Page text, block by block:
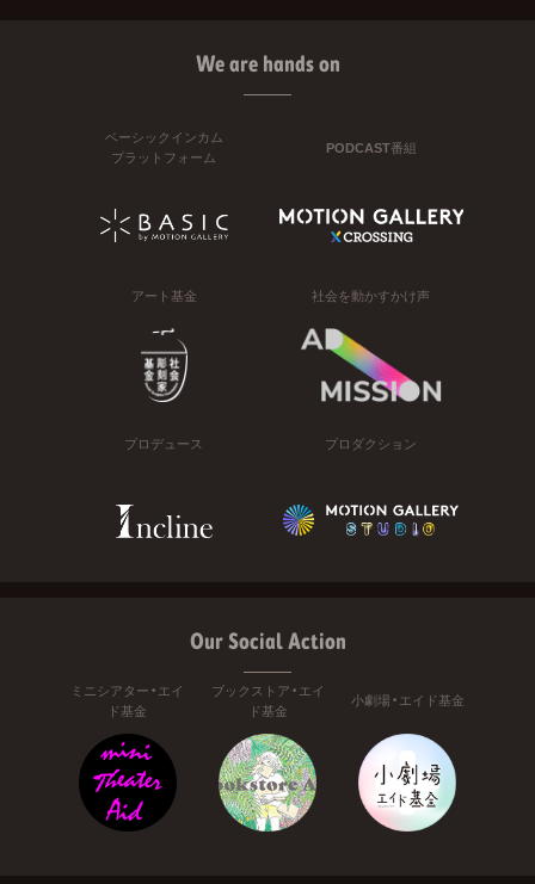
We are hands on
ベーシックインカム
プラットフォーム
PODCAST番組
アート基金 社会を動かすかけ声
プロデュース プロダクション
Our Social Action
ミニシアター・エイ
ド基金
ブックストア・エイ
ド基金
小劇場・エイド基金